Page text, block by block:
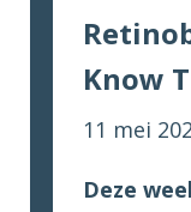
Know
11 mei
Deze